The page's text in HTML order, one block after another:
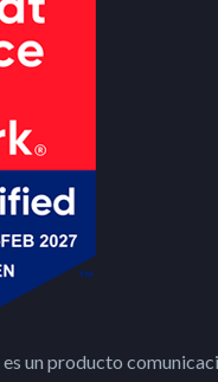
es un producto